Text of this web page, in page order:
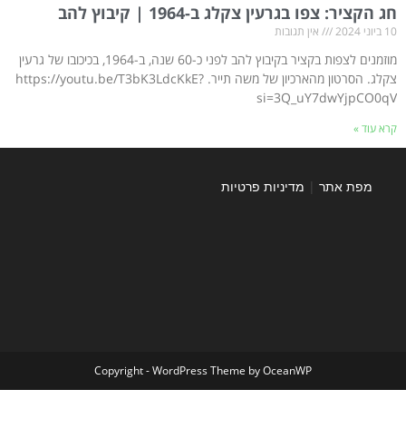
חג הקציר: צפו בגרעין צקלג ב-1964 | קיבוץ להב
10 ביוני 2024 אין תגובות
מוזמנים לצפות בקציר בקיבוץ להב לפני כ-60 שנה, ב-1964, בכיכובו של גרעין
צקלג. הסרטון מהארכיון של משה תייר. https://youtu.be/T3bK3LdcKkE?
si=3Q_uY7dwYjpCO0qV
קרא עוד »
מפת אתר | מדיניות פרטיות
Copyright - WordPress Theme by OceanWP